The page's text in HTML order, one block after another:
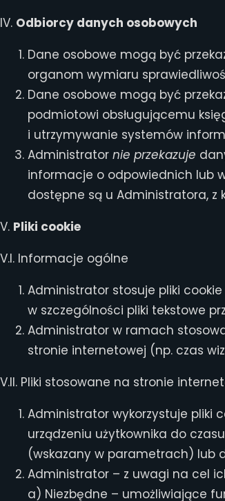
IV. Odbiorcy danych osobowych
Dane osobowe mogą być
organom wymiaru
Dane osobowe mogą być
podmiotowi obsługującemu
i utrzymywanie systemów
Administrator nie przekazuje
informacje o odpowiednich lub
dostępne są u Administratora, z
V. Pliki cookie
V.I. Informacje ogólne
Administrator stosuje pliki
w szczególności pliki tekstowe
Administrator w ramach
stronie internetowej (np. czas
V.II. Pliki stosowane na stronie
Administrator wykorzystuje pliki
urządzeniu użytkownika do
(wskazany w parametrach) lub
Administrator – z uwagi na cel
a) Niezbędne – umożliwiające